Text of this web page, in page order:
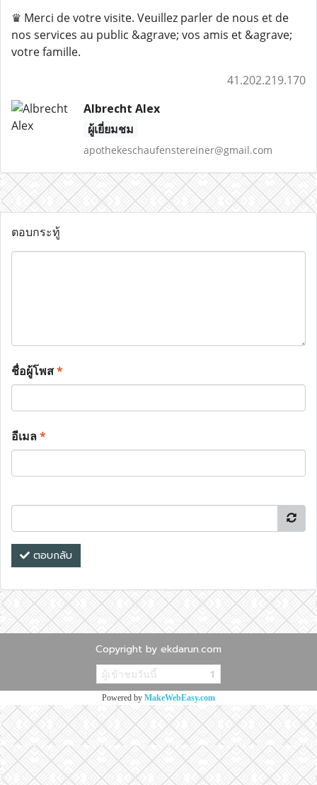
♛ Merci de votre visite. Veuillez parler de nous et de
nos services au public &agrave; vos amis et &agrave;
votre famille.
41.202.219.170
Albrecht Alex
ผู้เยี่ยมชม
apothekeschaufenstereiner@gmail.com
ตอบกระทู้
ชื่อผู้โพส*
อีเมล*
ตอบกลับ
Copyright by ekdarun.com
ผู้เข้าชมวันนี้ 1
Powered by MakeWebEasy.com